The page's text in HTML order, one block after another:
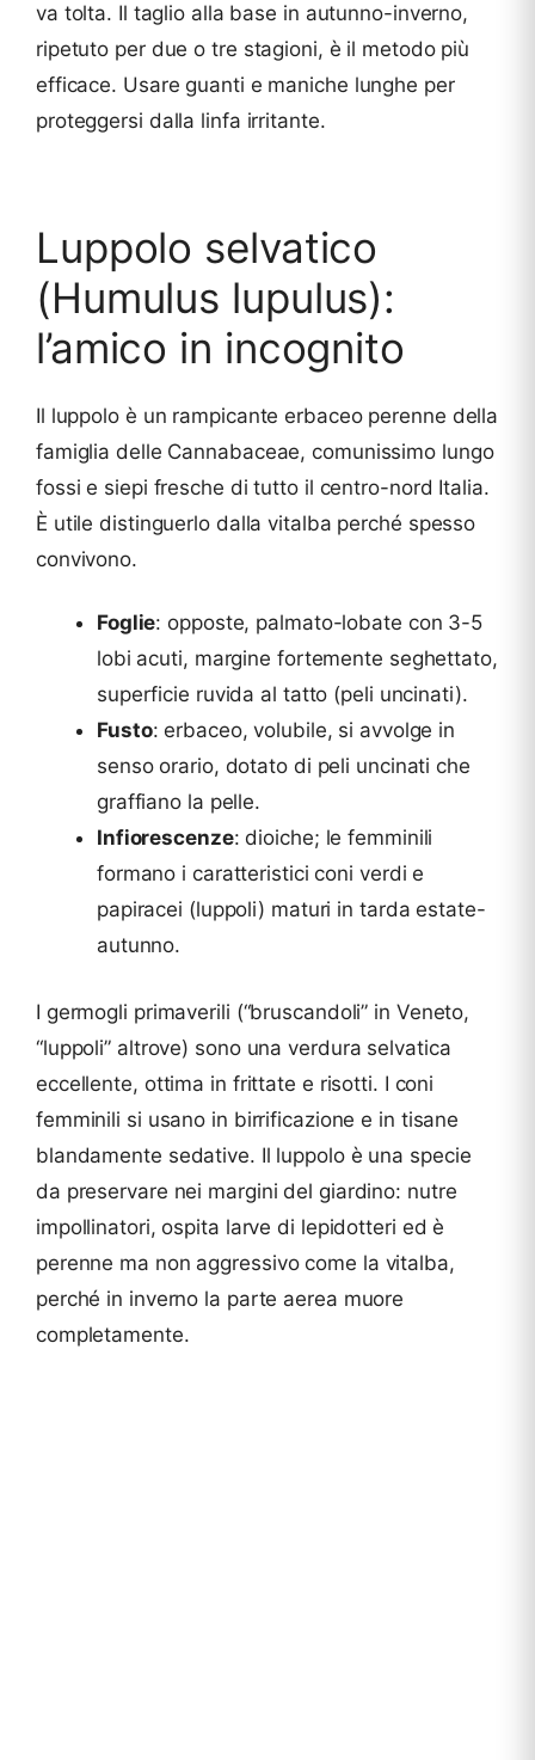
va tolta. Il taglio alla base in autunno-inverno,
ripetuto per due o tre stagioni, è il metodo più
efficace. Usare guanti e maniche lunghe per
proteggersi dalla linfa irritante.
Luppolo selvatico
(Humulus lupulus):
l’amico in incognito
Il luppolo è un rampicante erbaceo perenne della
famiglia delle Cannabaceae, comunissimo lungo
fossi e siepi fresche di tutto il centro-nord Italia.
È utile distinguerlo dalla vitalba perché spesso
convivono.
Foglie: opposte, palmato-lobate con 3-5
lobi acuti, margine fortemente seghettato,
superficie ruvida al tatto (peli uncinati).
Fusto: erbaceo, volubile, si avvolge in
senso orario, dotato di peli uncinati che
graffiano la pelle.
Infiorescenze: dioiche; le femminili
formano i caratteristici coni verdi e
papiracei (luppoli) maturi in tarda estate-
autunno.
I germogli primaverili (“bruscandoli” in Veneto,
“luppoli” altrove) sono una verdura selvatica
eccellente, ottima in frittate e risotti. I coni
femminili si usano in birrificazione e in tisane
blandamente sedative. Il luppolo è una specie
da preservare nei margini del giardino: nutre
impollinatori, ospita larve di lepidotteri ed è
perenne ma non aggressivo come la vitalba,
perché in inverno la parte aerea muore
completamente.